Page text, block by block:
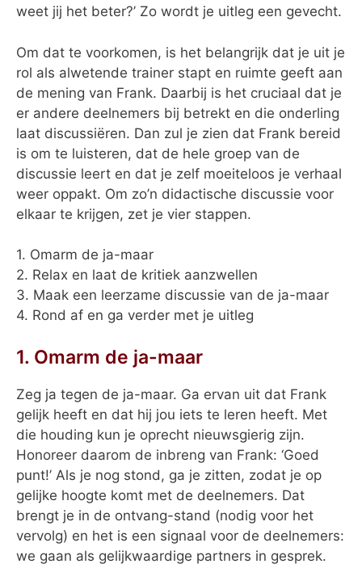
weet jij het beter?’ Zo wordt je uitleg een gevecht.
Om dat te voorkomen, is het belangrijk dat je uit je
rol als alwetende trainer stapt en ruimte geeft aan
de mening van Frank. Daarbij is het cruciaal dat je
er andere deelnemers bij betrekt en die onderling
laat discussiëren. Dan zul je zien dat Frank bereid
is om te luisteren, dat de hele groep van de
discussie leert en dat je zelf moeiteloos je verhaal
weer oppakt. Om zo’n didactische discussie voor
elkaar te krijgen, zet je vier stappen.
1. Omarm de ja-maar
2. Relax en laat de kritiek aanzwellen
3. Maak een leerzame discussie van de ja-maar
4. Rond af en ga verder met je uitleg
1. Omarm de ja-maar
Zeg ja tegen de ja-maar. Ga ervan uit dat Frank
gelijk heeft en dat hij jou iets te leren heeft. Met
die houding kun je oprecht nieuwsgierig zijn.
Honoreer daarom de inbreng van Frank: ‘Goed
punt!’ Als je nog stond, ga je zitten, zodat je op
gelijke hoogte komt met de deelnemers. Dat
brengt je in de ontvang-stand (nodig voor het
vervolg) en het is een signaal voor de deelnemers:
we gaan als gelijkwaardige partners in gesprek.